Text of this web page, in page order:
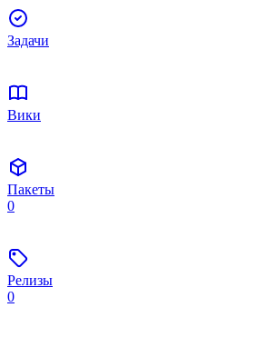
Задачи
Вики
Пакеты
0
Релизы
0